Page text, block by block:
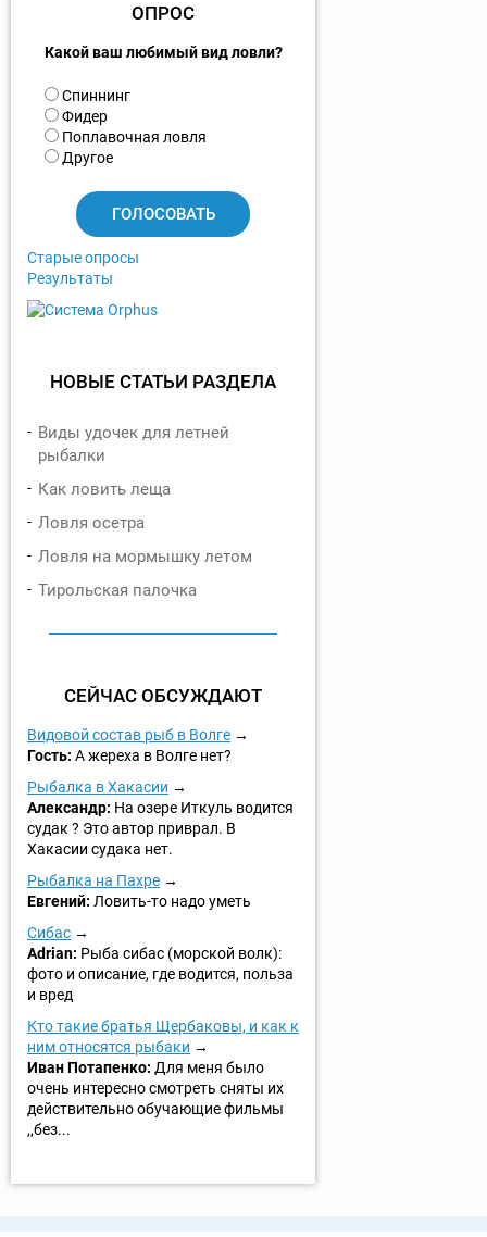
ОПРОС
Какой ваш любимый вид ловли?
В
а
р
и
Спиннинг
Фидер
Поплавочная ловля
Другое
Старые опросы
Результаты
НОВЫЕ СТАТЬИ РАЗДЕЛА
Виды удочек для летней
рыбалки
Как ловить леща
Ловля осетра
Ловля на мормышку летом
Тирольская палочка
СЕЙЧАС ОБСУЖДАЮТ
Видовой состав рыб в Волге
Гость: А жереха в Волге нет?
Рыбалка в Хакасии
Александр: На озере Иткуль водится
судак ? Это автор приврал. В
Хакасии судака нет.
Рыбалка на Пахре
Евгений: Ловить-то надо уметь
Сибас
Adrian: Рыба сибас (морской волк):
фото и описание, где водится, польза
и вред
Кто такие братья Щербаковы, и как к
ним относятся рыбаки
Иван Потапенко: Для меня было
очень интересно смотреть сняты их
действительно обучающие фильмы
,,без...